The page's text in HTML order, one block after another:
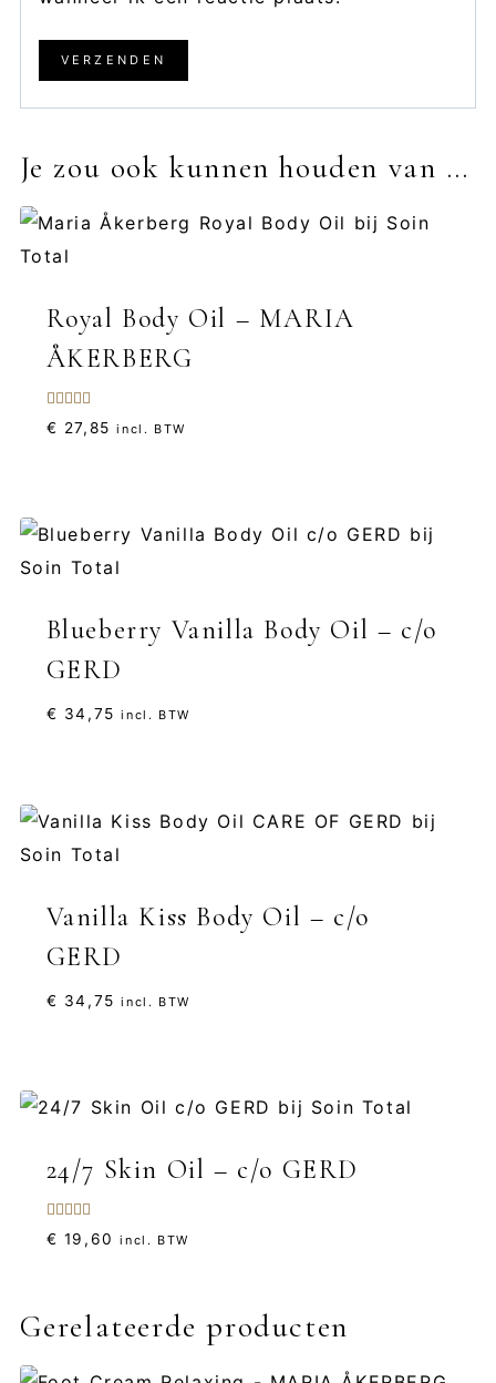
Je zou ook kunnen houden van …
Royal Body Oil – MARIA
ÅKERBERG
Gewaardeerd
5.00
€ 27,85 incl. BTW
Blueberry Vanilla Body Oil – c/o
GERD
€ 34,75 incl. BTW
Vanilla Kiss Body Oil – c/o
GERD
€ 34,75 incl. BTW
24/7 Skin Oil – c/o GERD
Gewaardeerd
5.00
€ 19,60 incl. BTW
Gerelateerde producten